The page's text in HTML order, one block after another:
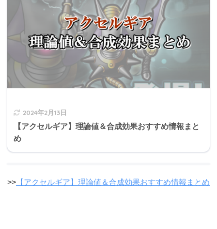
2024年2月13日
【アクセルギア】理論値＆合成効果おすすめ情報まと
め
>> 【アクセルギア】理論値＆合成効果おすすめ情報まとめ